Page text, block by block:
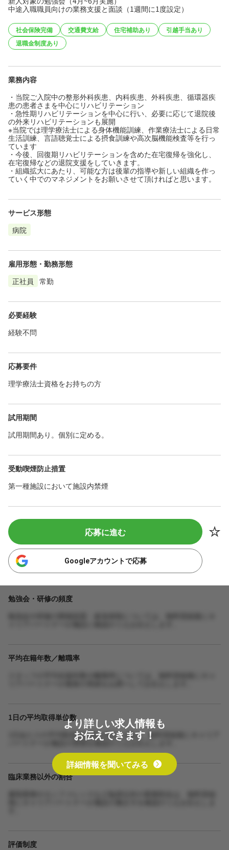
中途入職職員向けの業務支援と面談（1週間に1度設定）
社会保険完備 交通費支給 住宅補助あり
引越手当あり
退職金制度あり
業務内容
・当院ご入院中の整形外科疾患、内科疾患、外科疾患、循環器疾
患の患者さまを中心にリハビリテーション
・急性期リハビリテーションを中心に行い、必要に応じて退院後
の外来リハビリテーションも展開
※当院では理学療法士による身体機能訓練、作業療法士による日常
生活訓練、言語聴覚士による摂食訓練や高次脳機能検査等を行っ
ています
・今後、回復期リハビリテーションを含めた在宅復帰を強化し、
在宅復帰などの退院支援をしていきます。
・組織拡大にあたり、可能な方は後輩の指導や新しい組織を作っ
ていく中でのマネジメントをお願いさせて頂ければと思います。
サービス形態
病院
雇用形態・勤務形態
正社員
常勤
必要経験
経験不問
応募要件
理学療法士資格をお持ちの方
試用期間
試用期間あり。個別に定める。
受動喫煙防止措置
第一種施設において施設内禁煙
応募に進む
Googleアカウントで応募
勉強会・研修の頻度
平均在籍年数／離職率
1日の平均取得単位数
1日あたりの平均取得単位数や担当人数は、無料登録後にキャリア
パートナーが施設の実態を確認のうえお伝えします。
臨床業務以外の割合
評価制度
より詳しい求人情報も
お伝えできます！
詳細情報を聞いてみる